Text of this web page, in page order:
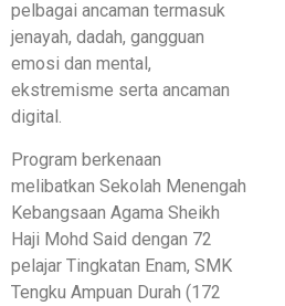
pelbagai ancaman termasuk
jenayah, dadah, gangguan
emosi dan mental,
ekstremisme serta ancaman
digital.
Program berkenaan
melibatkan Sekolah Menengah
Kebangsaan Agama Sheikh
Haji Mohd Said dengan 72
pelajar Tingkatan Enam, SMK
Tengku Ampuan Durah (172